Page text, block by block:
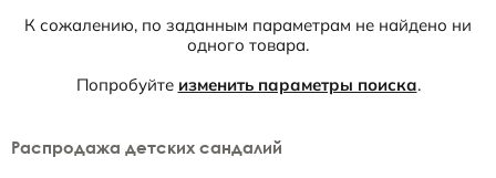
К сожалению, по заданным параметрам не найдено ни
одного товара.
Попробуйте изменить параметры поиска.
Распродажа детских сандалий